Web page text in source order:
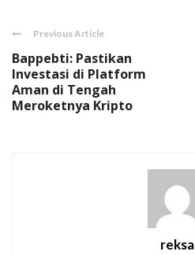
Previous Article
Bappebti: Pastikan
Investasi di Platform
Aman di Tengah
Meroketnya Kripto
reksa